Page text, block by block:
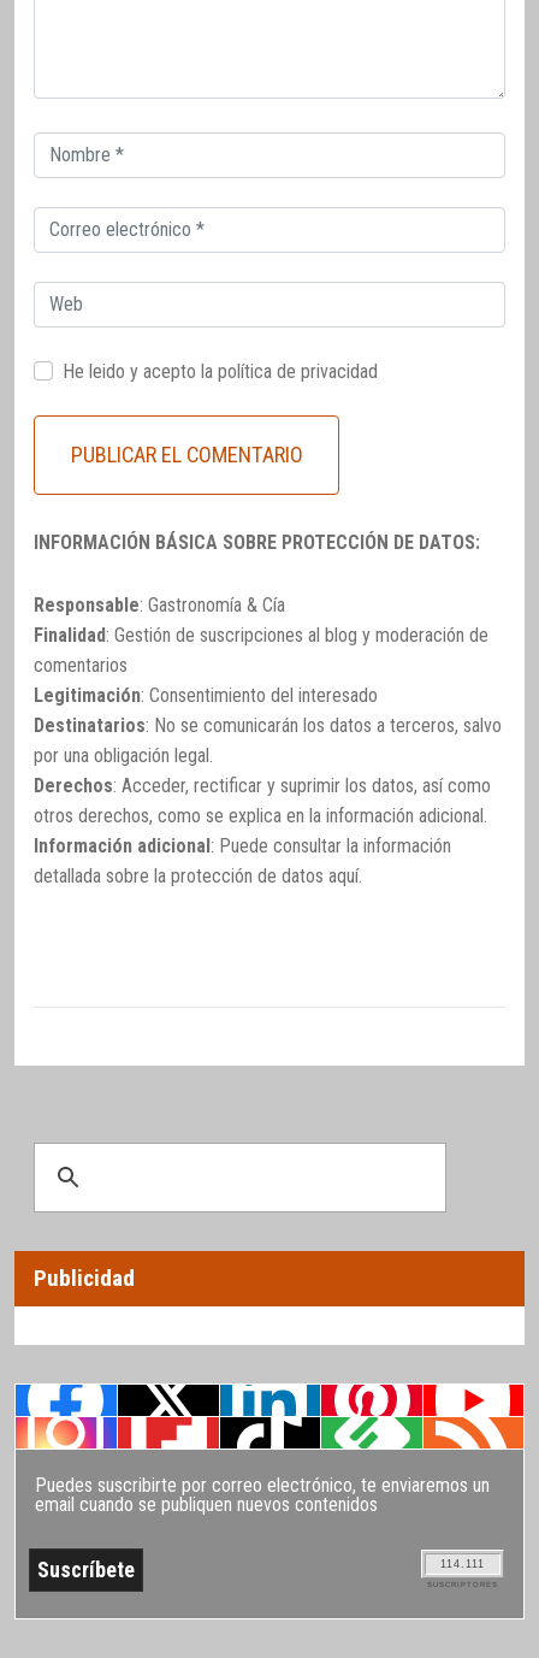
Correo
electrónico
Correo
electrónico
Web
He leido y acepto la política de privacidad
INFORMACIÓN BÁSICA SOBRE PROTECCIÓN DE DATOS:
Responsable: Gastronomía & Cía
Finalidad: Gestión de suscripciones al blog y moderación de
comentarios
Legitimación: Consentimiento del interesado
Destinatarios: No se comunicarán los datos a terceros, salvo
por una obligación legal.
Derechos: Acceder, rectificar y suprimir los datos, así como
otros derechos, como se explica en la información adicional.
Información adicional : Puede consultar la información
detallada sobre la protección de datos aquí.
Publicidad
Puedes suscribirte por correo electrónico, te enviaremos un
email cuando se publiquen nuevos contenidos
114.111
SUSCRIPTORES